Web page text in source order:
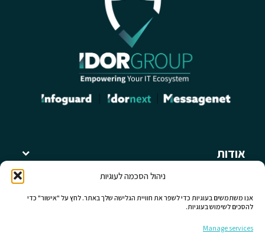
ניהול הסכמה לעוגיות
אנו משתמשים בעוגיות כדי לשפר את חוויית הגלישה שלך באתר. לחץ על "אישור" כדי
להסכים לשימוש בעוגיות.
Manage services
אודות
מאמרים ומידע מקצועי
תחומי פעילות
לחברות קבוצת עידור
כללי